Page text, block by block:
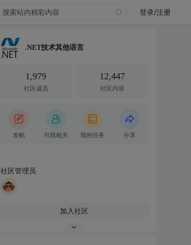
登录/注册
.NET技术其他语言
1,979
社区成员
12,447
社区内容
发帖 与我相关 我的任务 分享
社区管理员
加入社区